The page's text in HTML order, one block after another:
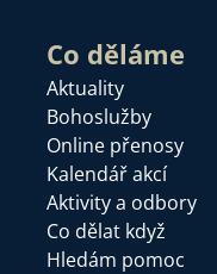
Co děláme
Aktuality
Bohoslužby
Online přenosy
Kalendář akcí
Aktivity a odbory
Co dělat když
Hledám pomoc